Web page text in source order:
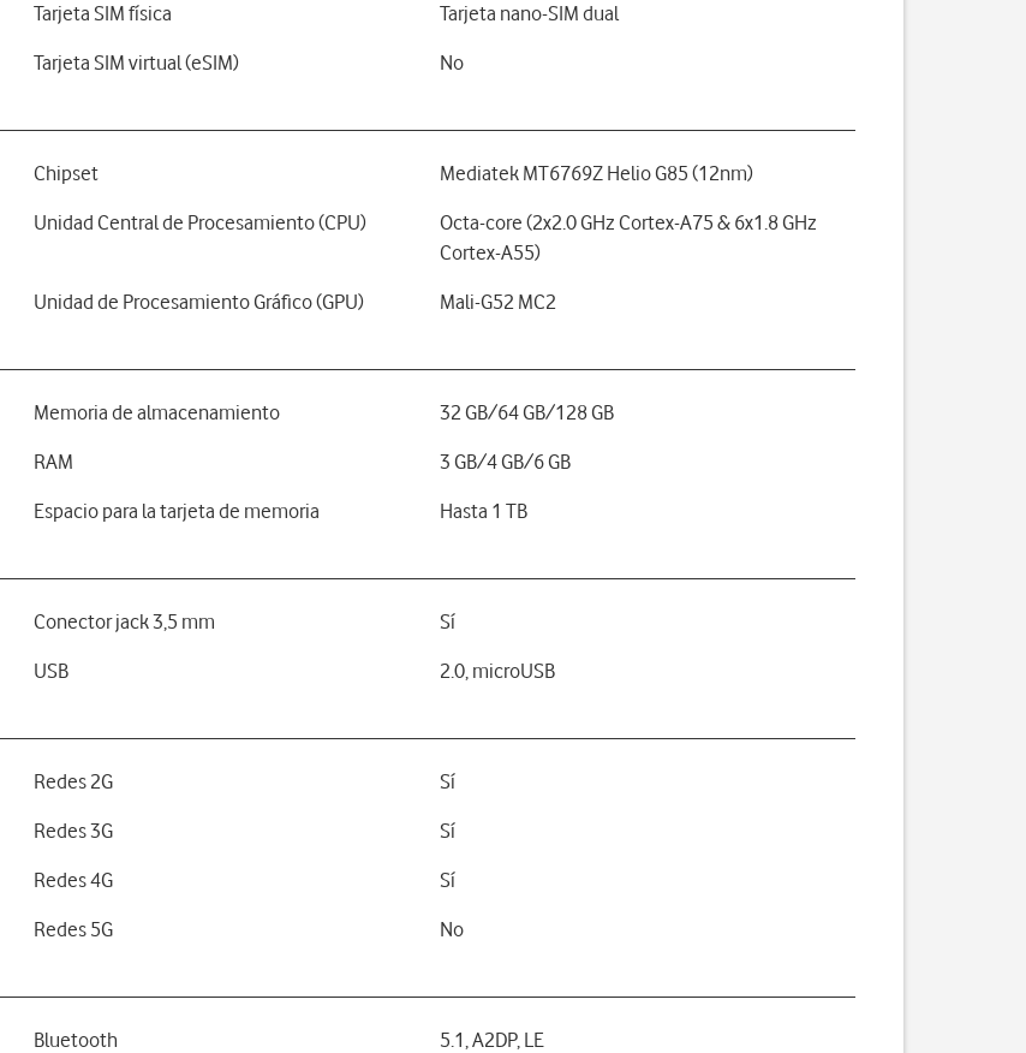
Tarjeta SIM física Tarjeta nano-SIM dual
Tarjeta SIM virtual (eSIM) No
Chipset Mediatek MT6769Z Helio G85 (12nm)
Unidad Central de Procesamiento (CPU)
Octa-core (2x2.0 GHz Cortex-A75 & 6x1.8 GHz
Cortex-A55)
Unidad de Procesamiento Gráfico (GPU) Mali-G52 MC2
Memoria de almacenamiento 32 GB/64 GB/128 GB
RAM 3 GB/4 GB/6 GB
Espacio para la tarjeta de memoria Hasta 1 TB
Conector jack 3,5 mm Sí
USB 2.0, microUSB
Redes 2G Sí
Redes 3G Sí
Redes 4G Sí
Redes 5G No
Bluetooth 5.1, A2DP, LE